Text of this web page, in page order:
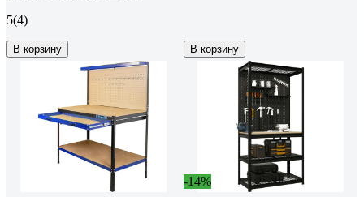
5(4)
В корзину В корзину
-14%